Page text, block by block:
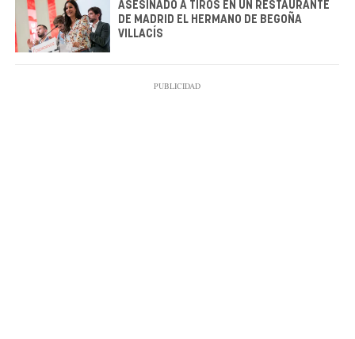
ASESINADO A TIROS EN UN RESTAURANTE
DE MADRID EL HERMANO DE BEGOÑA
VILLACÍS